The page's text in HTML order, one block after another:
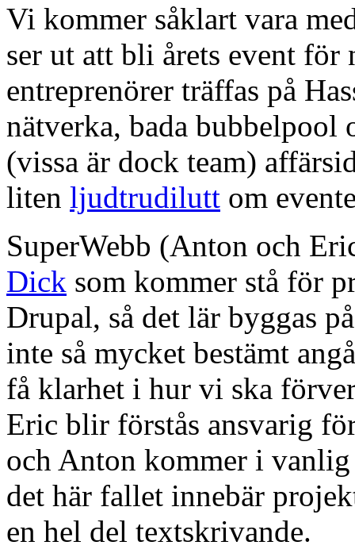
Vi kommer såklart vara
ser ut att bli årets event för
entreprenörer träffas på
nätverka, bada bubbelpool
(vissa är dock team)
liten ljudtrudilutt om
SuperWebb (Anton och
Dick som kommer stå för
Drupal, så det lär byggas
inte så mycket bestämt
få klarhet i hur vi ska
Eric blir förstås ansvarig
och Anton kommer i
det här fallet innebär
en hel del textskrivande.